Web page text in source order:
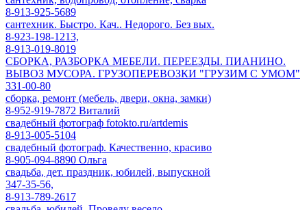
8-913-925-5689
сантехник. Быстро. Кач.. Недорого. Без вых.
8-923-198-1213,
8-913-019-8019
СБОРКА, РАЗБОРКА МЕБЕЛИ. ПЕРЕЕЗДЫ. ПИАНИНО.
ВЫВОЗ МУСОРА. ГРУЗОПЕРЕВОЗКИ "ГРУЗИМ С УМОМ"
331-00-80
сборка, ремонт (мебель, двери, окна, замки)
8-952-919-7872 Виталий
свадебный фотограф fotokto.ru/artdemis
8-913-005-5104
свадебный фотограф. Качественно, красиво
8-905-094-8890 Ольга
свадьба, дет. праздник, юбилей, выпускной
347-35-56,
8-913-789-2617